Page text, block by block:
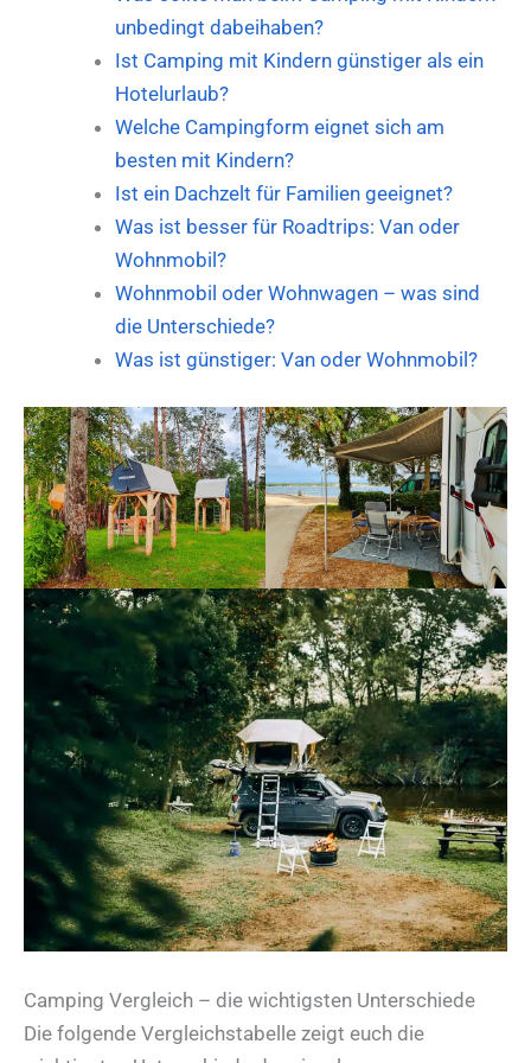
unbedingt dabeihaben?
Ist Camping mit Kindern günstiger als ein
Hotelurlaub?
Welche Campingform eignet sich am
besten mit Kindern?
Ist ein Dachzelt für Familien geeignet?
Was ist besser für Roadtrips: Van oder
Wohnmobil?
Wohnmobil oder Wohnwagen – was sind
die Unterschiede?
Was ist günstiger: Van oder Wohnmobil?
Camping Vergleich – die wichtigsten Unterschiede
Die folgende Vergleichstabelle zeigt euch die